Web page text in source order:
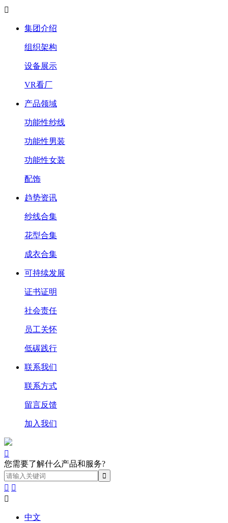

集团介绍
组织架构
设备展示
VR看厂
产品领域
功能性纱线
功能性男装
功能性女装
配饰
趋势资讯
纱线合集
花型合集
成衣合集
可持续发展
证书证明
社会责任
员工关怀
低碳践行
联系我们
联系方式
留言反馈
加入我们

您需要了解什么产品和服务?
 

中文